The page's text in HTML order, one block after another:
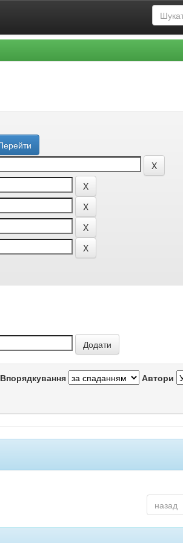
Впорядкування Автори
назад